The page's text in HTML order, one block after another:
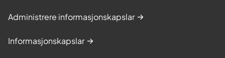
Administrere informasjonskapslar
Informasjonskapslar